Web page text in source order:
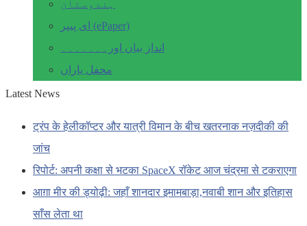
ہندوستان
ای پیپر (ePaper)
انداز بیاں اور۔۔۔۔۔۔۔
محفل یاراں
Latest News
ट्रंप के हेलीकॉप्टर और यात्री विमान के बीच खतरनाक नज़दीकी की
जांच
रिपोर्ट: अपनी कक्षा से भटका SpaceX रॉकेट आज चंद्रमा से टकराएगा
आग़ा मीर की ड्योढ़ी: जहाँ शानदार इमामबाड़ा,नवाबी शान और इतिहास
साँस लेता था